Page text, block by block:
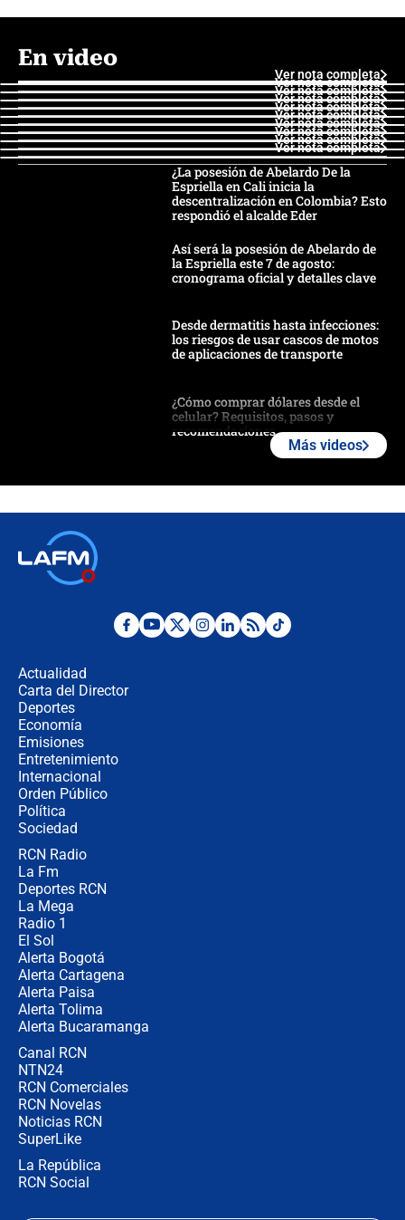
En video
Ver nota completa
Ver nota completa
Ver nota completa
Ver nota completa
Ver nota completa
Ver nota completa
Ver nota completa
Ver nota completa
Ver nota completa
Ver nota completa
¿La posesión de Abelardo De la
Espriella en Cali inicia la
descentralización en Colombia? Esto
respondió el alcalde Eder
Así será la posesión de Abelardo de
la Espriella este 7 de agosto:
cronograma oficial y detalles clave
Desde dermatitis hasta infecciones:
los riesgos de usar cascos de motos
de aplicaciones de transporte
¿Cómo comprar dólares desde el
celular? Requisitos, pasos y
recomendaciones
Álvaro Uribe asistirá a la posesión y
Más videos
Actualidad
Carta del Director
Deportes
Economía
Emisiones
Entretenimiento
Internacional
Orden Público
Política
Sociedad
RCN Radio
La Fm
Deportes RCN
La Mega
Radio 1
El Sol
Alerta Bogotá
Alerta Cartagena
Alerta Paisa
Alerta Tolima
Alerta Bucaramanga
Canal RCN
NTN24
RCN Comerciales
RCN Novelas
Noticias RCN
SuperLike
La República
RCN Social